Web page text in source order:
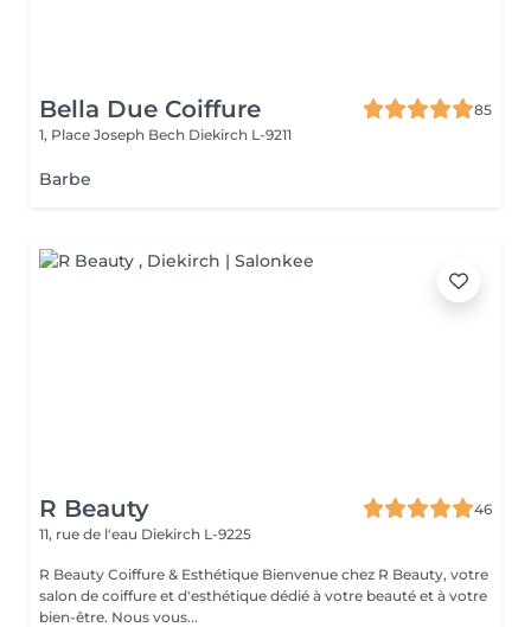
Bella Due Coiffure
85
1, Place Joseph Bech Diekirch L-9211
Barbe
R Beauty
46
11, rue de l'eau Diekirch L-9225
R Beauty Coiffure & Esthétique Bienvenue chez R Beauty, votre
salon de coiffure et d'esthétique dédié à votre beauté et à votre
bien-être. Nous vous...